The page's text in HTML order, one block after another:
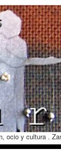
ocio y cultura .